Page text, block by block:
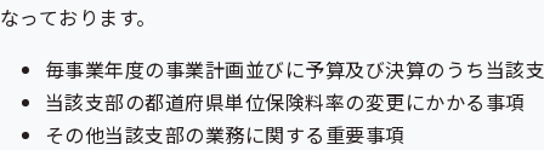
なっております。
毎事業年度の事業計画並びに予算及び決算のうち当該
当該支部の都道府県単位保険料率の変更にかかる事項
その他当該支部の業務に関する重要事項